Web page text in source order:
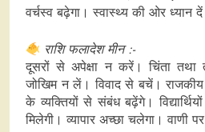
वर्चस्व बढ़ेगा। स्वास्थ्य की ओर ध्यान
राशि फलादेश मीन :-
दूसरों से अपेक्षा न करें। चिंता तथा
जोखिम न लें। विवाद से बचें। राजकीय
के व्यक्तियों से संबंध बढ़ेंगे।
मिलेगी। व्यापार अच्छा चलेगा। वाणी